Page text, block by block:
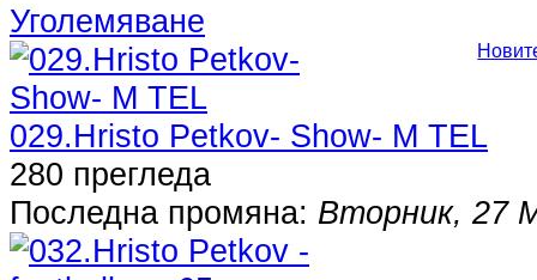
Уголемяване
029.Hristo Petkov- Show- M TEL
280 прегледа
Последна промяна: Вторник, 27